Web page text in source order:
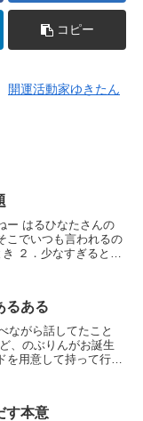
コピー
開運活動家ゆきたん
の
こでいつも言われるの
るある
ながら話してたこと
用意して持って行っ
す本意